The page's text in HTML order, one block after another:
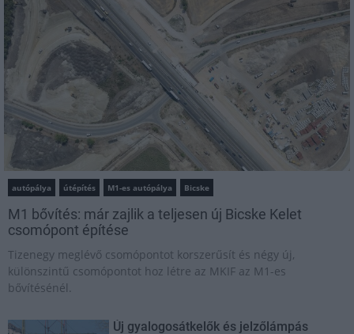
autópálya útépítés M1-es autópálya Bicske
M1 bővítés: már zajlik a teljesen új Bicske Kelet
csomópont építése
Tizenegy meglévő csomópontot korszerűsít és négy új,
különszintű csomópontot hoz létre az MKIF az M1-es
bővítésénél.
Új gyalogosátkelők és jelzőlámpás